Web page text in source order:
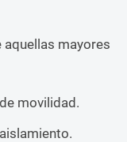
aquellas mayores
movilidad.